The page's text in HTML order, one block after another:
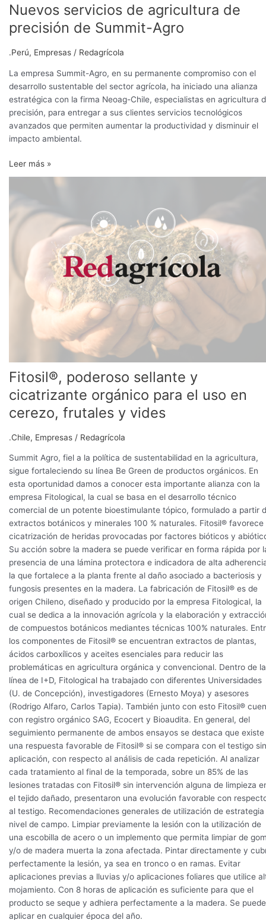
Nuevos servicios de agricultura de
precisión de Summit-Agro
.Perú, Empresas / Redagrícola
La empresa Summit-Agro, en su permanente compromiso con el
desarrollo sustentable del sector agrícola, ha iniciado una alianza
estratégica con la firma Neoag-Chile, especialistas en agricultura
precisión, para entregar a sus clientes servicios tecnológicos
avanzados que permiten aumentar la productividad y disminuir el
impacto ambiental.
Leer más »
Fitosil®, poderoso sellante y
cicatrizante orgánico para el uso en
cerezo, frutales y vides
.Chile, Empresas / Redagrícola
Summit Agro, fiel a la política de sustentabilidad en la agricultura,
sigue fortaleciendo su línea Be Green de productos orgánicos. En
esta oportunidad damos a conocer esta importante alianza con la
empresa Fitological, la cual se basa en el desarrollo técnico
comercial de un potente bioestimulante tópico, formulado a partir
extractos botánicos y minerales 100 % naturales. Fitosil® favorece
cicatrización de heridas provocadas por factores bióticos y
Su acción sobre la madera se puede verificar en forma rápida por
presencia de una lámina protectora e indicadora de alta
la que fortalece a la planta frente al daño asociado a bacteriosis y
fungosis presentes en la madera. La fabricación de Fitosil® es de
origen Chileno, diseñado y producido por la empresa Fitological, la
cual se dedica a la innovación agrícola y la elaboración y
de compuestos botánicos mediantes técnicas 100% naturales.
los componentes de Fitosil® se encuentran extractos de plantas,
ácidos carboxílicos y aceites esenciales para reducir las
problemáticas en agricultura orgánica y convencional. Dentro de la
línea de I+D, Fitological ha trabajado con diferentes Universidades
(U. de Concepción), investigadores (Ernesto Moya) y asesores
(Rodrigo Alfaro, Carlos Tapia). También junto con esto Fitosil®
con registro orgánico SAG, Ecocert y Bioaudita. En general, del
seguimiento permanente de ambos ensayos se destaca que existe
una respuesta favorable de Fitosil® si se compara con el testigo sin
aplicación, con respecto al análisis de cada repetición. Al analizar
cada tratamiento al final de la temporada, sobre un 85% de las
lesiones tratadas con Fitosil® sin intervención alguna de limpieza
el tejido dañado, presentaron una evolución favorable con
al testigo. Recomendaciones generales de utilización de estrategia
nivel de campo. Limpiar previamente la lesión con la utilización de
una escobilla de acero o un implemento que permita limpiar de
y/o de madera muerta la zona afectada. Pintar directamente y
perfectamente la lesión, ya sea en tronco o en ramas. Evitar
aplicaciones previas a lluvias y/o aplicaciones foliares que utilice
mojamiento. Con 8 horas de aplicación es suficiente para que el
producto se seque y adhiera perfectamente a la madera. Se puede
aplicar en cualquier época del año.
poderoso
cicatrizante
orgánico
cerezo,
frutales